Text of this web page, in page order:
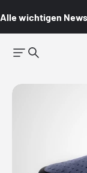
Alle wichtigen